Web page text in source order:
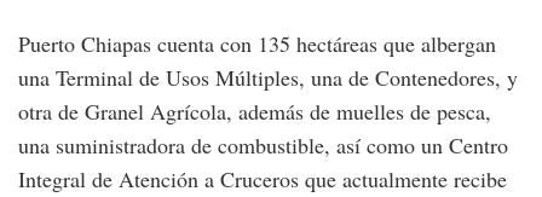
Puerto Chiapas cuenta con 135 hectáreas que albergan
una Terminal de Usos Múltiples, una de Contenedores, y
otra de Granel Agrícola, además de muelles de pesca,
una suministradora de combustible, así como un Centro
Integral de Atención a Cruceros que actualmente recibe